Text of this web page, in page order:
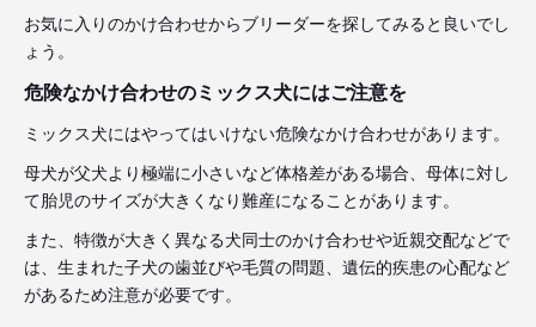
お気に入りのかけ合わせからブリーダーを探してみると良いでし
ょう。
危険なかけ合わせのミックス犬にはご注意を
ミックス犬にはやってはいけない危険なかけ合わせがあります。
母犬が父犬より極端に小さいなど体格差がある場合、母体に対し
て胎児のサイズが大きくなり難産になることがあります。
また、特徴が大きく異なる犬同士のかけ合わせや近親交配などで
は、生まれた子犬の歯並びや毛質の問題、遺伝的疾患の心配など
があるため注意が必要です。